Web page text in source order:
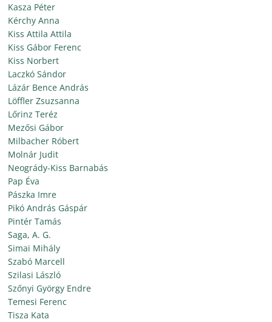
Kasza Péter
Kérchy Anna
Kiss Attila Attila
Kiss Gábor Ferenc
Kiss Norbert
Laczkó Sándor
Lázár Bence András
Löffler Zsuzsanna
Lőrinz Teréz
Mezősi Gábor
Milbacher Róbert
Molnár Judit
Neogrády-Kiss Barnabás
Pap Éva
Pászka Imre
Pikó András Gáspár
Pintér Tamás
Saga, A. G.
Simai Mihály
Szabó Marcell
Szilasi László
Szőnyi György Endre
Temesi Ferenc
Tisza Kata